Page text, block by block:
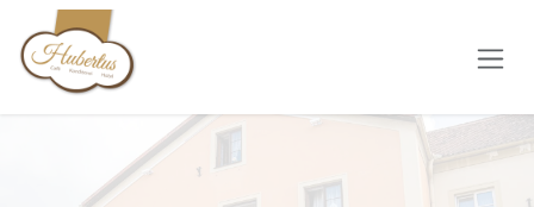
Zum Inhalt springen